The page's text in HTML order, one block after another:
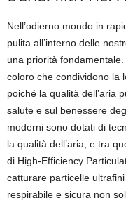
Nell’odierno mondo in
pulita all’interno delle
una priorità
coloro che condividono la
poiché la qualità dell’aria
salute e sul benessere
moderni sono dotati di
la qualità dell’aria, e tra
di High-Efficiency
catturare particelle
respirabile e sicura non